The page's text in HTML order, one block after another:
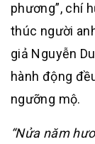
phương”, chí
thúc người
giả Nguyễn
hành động
ngưỡng mộ.
“Nửa năm